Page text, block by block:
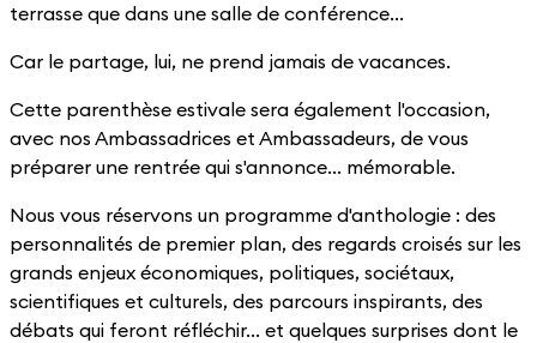
terrasse que dans une salle de conférence...
Car le partage, lui, ne prend jamais de vacances.
Cette parenthèse estivale sera également l'occasion,
avec nos Ambassadrices et Ambassadeurs, de vous
préparer une rentrée qui s'annonce... mémorable.
Nous vous réservons un programme d'anthologie : des
personnalités de premier plan, des regards croisés sur les
grands enjeux économiques, politiques, sociétaux,
scientifiques et culturels, des parcours inspirants, des
débats qui feront réfléchir... et quelques surprises dont le